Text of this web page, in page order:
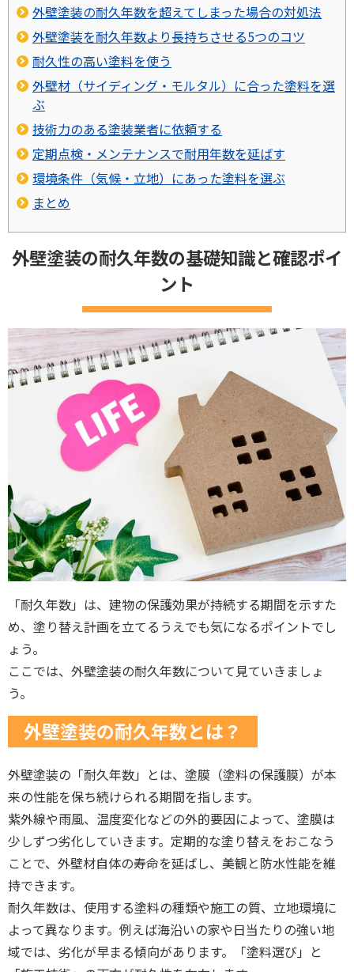
外壁塗装の耐久年数を超えてしまった場合の対処法
外壁塗装を耐久年数より長持ちさせる5つのコツ
耐久性の高い塗料を使う
外壁材（サイディング・モルタル）に合った塗料を選
ぶ
技術力のある塗装業者に依頼する
定期点検・メンテナンスで耐用年数を延ばす
環境条件（気候・立地）にあった塗料を選ぶ
まとめ
外壁塗装の耐久年数の基礎知識と確認ポイ
ント
「耐久年数」は、建物の保護効果が持続する期間を示すた
め、塗り替え計画を立てるうえでも気になるポイントでし
ょう。
ここでは、外壁塗装の耐久年数について見ていきましょ
う。
外壁塗装の耐久年数とは？
外壁塗装の「耐久年数」とは、塗膜（塗料の保護膜）が本
来の性能を保ち続けられる期間を指します。
紫外線や雨風、温度変化などの外的要因によって、塗膜は
少しずつ劣化していきます。定期的な塗り替えをおこなう
ことで、外壁材自体の寿命を延ばし、美観と防水性能を維
持できます。
耐久年数は、使用する塗料の種類や施工の質、立地環境に
よって異なります。例えば海沿いの家や日当たりの強い地
域では、劣化が早まる傾向があります。「塗料選び」と